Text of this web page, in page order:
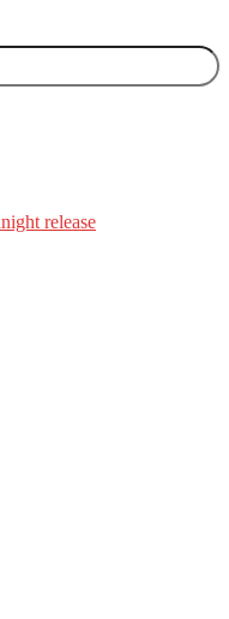
release